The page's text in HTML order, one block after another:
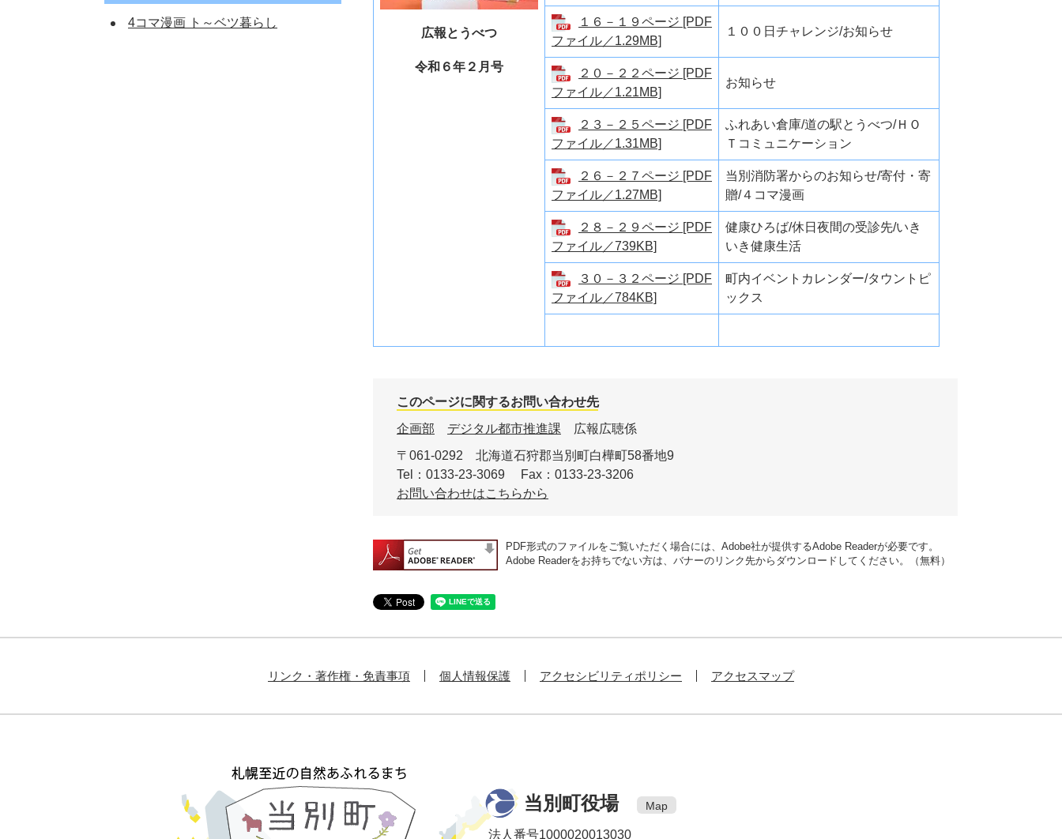
広報とうべつ
令和６年２ 月号
１６－１９ページ [PDF
ファイル／1.29MB]
１００日チャレンジ/お知らせ
２０－２２ページ [PDF
ファイル／1.21MB]
お知らせ
２３－２５ページ [PDF
ファイル／1.31MB]
ふれあい倉庫/道の駅とうべつ/ＨＯ
Ｔコミュニケーション
２６－２７ページ [PDF
ファイル／1.27MB]
当別消防署からのお知らせ/寄付・寄
贈/４コマ漫画
２８－２９ページ [PDF
ファイル／739KB]
健康ひろば/休日夜間の受診先/いき
いき健康生活
３０－３２ページ [PDF
ファイル／784KB]
町内イベントカレンダー/タウントピ
ックス
このページに関するお問い合わせ先
企画部
デジタル都市推進課
広報広聴係
〒061-0292
北海道石狩郡当別町白樺町58番地9
Tel：0133-23-3069
Fax：0133-23-3206
お問い合わせはこちらから
PDF形式のファイルをご覧いただく場合には、Adobe社が提供するAdobe Readerが必要です。
Adobe Readerをお持ちでない方は、バナーのリンク先からダウンロードしてください。（無料）
4コマ漫画 ト～ベツ暮らし
リンク・著作権・免責事項 個人情報保護 アクセシビリティポリシー アクセスマップ
当別町役場 Map
法人番号1000020013030